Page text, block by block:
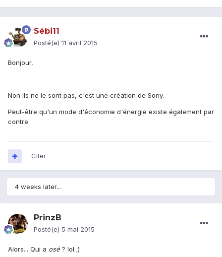
Sébi11
Posté(e) 11 avril 2015
Bonjour,
Non ils ne le sont pas, c'est une création de Sony.
Peut-être qu'un mode d'économie d'énergie existe également par
contre.
Citer
4 weeks later...
PrinzB
Posté(e) 5 mai 2015
Alors... Qui a osé ? lol ;)